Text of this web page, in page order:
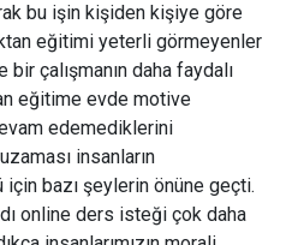
bu işin kişiden kişiye göre
eğitimi yeterli görmeyenler
çalışmanın daha faydalı
eğitime evde motive
edemediklerini
insanların
bazı şeylerin önüne geçti.
online ders isteği çok daha